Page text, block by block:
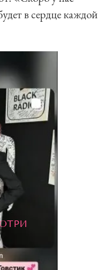
в сердце каждой